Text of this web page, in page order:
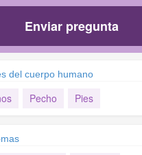
Enviar pregunta
del cuerpo humano
Pecho Pies